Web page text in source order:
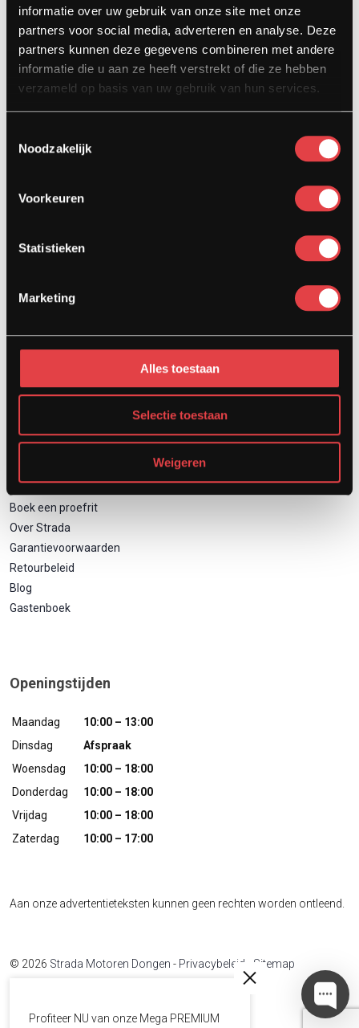
informatie over uw gebruik van onze site met onze
partners voor social media, adverteren en analyse. Deze
partners kunnen deze gegevens combineren met andere
informatie die u aan ze heeft verstrekt of die ze hebben
verzameld op basis van uw gebruik van hun services.
Noodzakelijk
Voorkeuren
Statistieken
Marketing
Alles toestaan
Selectie toestaan
Weigeren
Profiteer NU van onze Mega PREMIUM
0162 782532
Whatsapp
Afspraak showroom
Onderhoud
Financieren
Contact
Boek een proefrit
Over Strada
Garantievoorwaarden
Retourbeleid
Blog
Gastenboek
Openingstijden
Maandag
10:00 – 13:00
Dinsdag
Afspraak
Woensdag
10:00 – 18:00
Donderdag
10:00 – 18:00
Vrijdag
10:00 – 18:00
Zaterdag
10:00 – 17:00
Aan onze advertentieteksten kunnen geen rechten worden ontleend.
© 2026 Strada Motoren Dongen - Privacybeleid Sitemap